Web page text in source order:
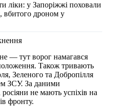
ліки: у Запоріжжі поховали
вбитого дроном у
— тут ворог намагався
Також тривають
Зеленого та Добропілля
ЗСУ. За даними
не мають успіхів на
фронту.